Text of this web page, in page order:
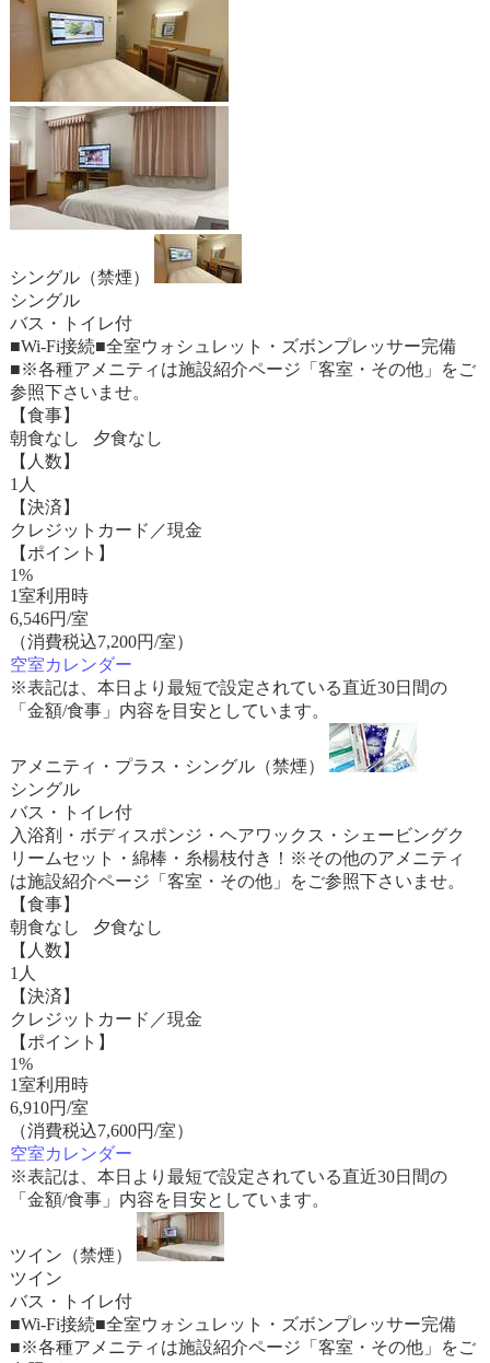
シングル（禁煙）
シングル
バス・トイレ付
■Wi-Fi接続■全室ウォシュレット・ズボンプレッサー完備
■※各種アメニティは施設紹介ページ「客室・その他」をご
参照下さいませ。
【食事】
朝食なし 夕食なし
【人数】
1人
【決済】
クレジットカード／現金
【ポイント】
1%
1室利用時
6,546円/室
（消費税込7,200円/室）
空室カレンダー
※表記は、本日より最短で設定されている直近30日間の
「金額/食事」内容を目安としています。
アメニティ・プラス・シングル（禁煙）
シングル
バス・トイレ付
入浴剤・ボディスポンジ・ヘアワックス・シェービングク
リームセット・綿棒・糸楊枝付き！※その他のアメニティ
は施設紹介ページ「客室・その他」をご参照下さいませ。
【食事】
朝食なし 夕食なし
【人数】
1人
【決済】
クレジットカード／現金
【ポイント】
1%
1室利用時
6,910円/室
（消費税込7,600円/室）
空室カレンダー
※表記は、本日より最短で設定されている直近30日間の
「金額/食事」内容を目安としています。
ツイン（禁煙）
ツイン
バス・トイレ付
■Wi-Fi接続■全室ウォシュレット・ズボンプレッサー完備
■※各種アメニティは施設紹介ページ「客室・その他」をご